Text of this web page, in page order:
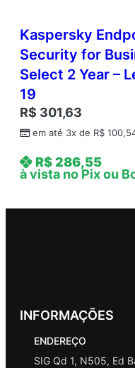
Kaspersky
Security for
Select 2 Year –
19
R$ 301,63
em até 3x de R$
R$286,55
à vista no Pix ou
INFORMAÇÕES
ENDEREÇO
SIG Qd 1, N505, Ed